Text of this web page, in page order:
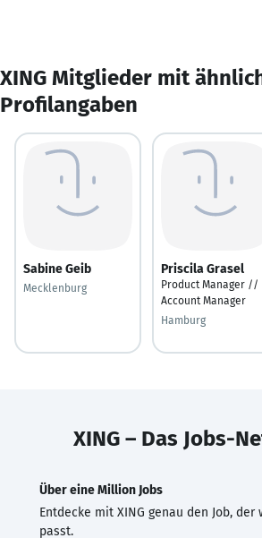
XING Mitglieder mit
Profilangaben
Sabine Geib
Mecklenburg
Priscila Grasel
Product Manager //
Account Manager
Hamburg
XING – Das Jobs-
Über eine Million Jobs
Entdecke mit XING genau den Job, der
passt.